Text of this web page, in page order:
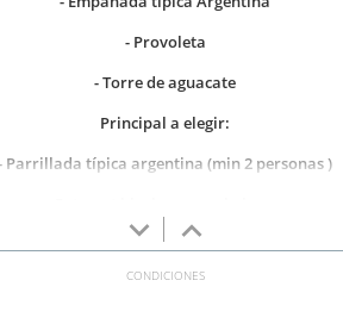
- Provoleta
- Torre de aguacate
Principal a elegir:
Parrillada típica argentina (min 2 personas )
- Lasaña de espinacas
Postre:
keyboard_arrow_down keyboard_arrow_up